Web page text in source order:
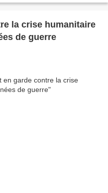
la crise humanitaire
de guerre